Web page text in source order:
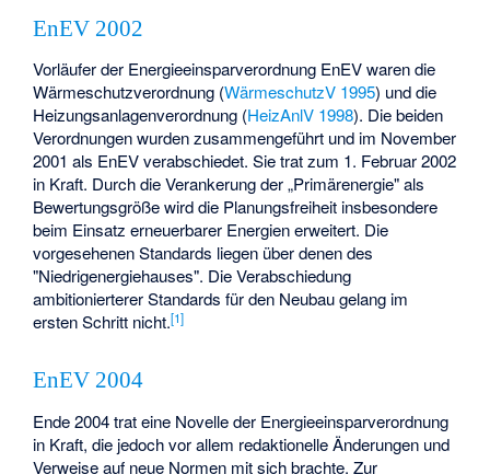
EnEV 2002
Vorläufer der Energieeinsparverordnung EnEV waren die
Wärmeschutzverordnung (WärmeschutzV 1995) und die
Heizungsanlagenverordnung (HeizAnlV 1998). Die beiden
Verordnungen wurden zusammengeführt und im November
2001 als EnEV verabschiedet. Sie trat zum 1. Februar 2002
in Kraft. Durch die Verankerung der „Primärenergie" als
Bewertungsgröße wird die Planungsfreiheit insbesondere
beim Einsatz erneuerbarer Energien erweitert. Die
vorgesehenen Standards liegen über denen des
"Niedrigenergiehauses". Die Verabschiedung
ambitionierterer Standards für den Neubau gelang im
ersten Schritt nicht.[1]
EnEV 2004
Ende 2004 trat eine Novelle der Energieeinsparverordnung
in Kraft, die jedoch vor allem redaktionelle Änderungen und
Verweise auf neue Normen mit sich brachte. Zur